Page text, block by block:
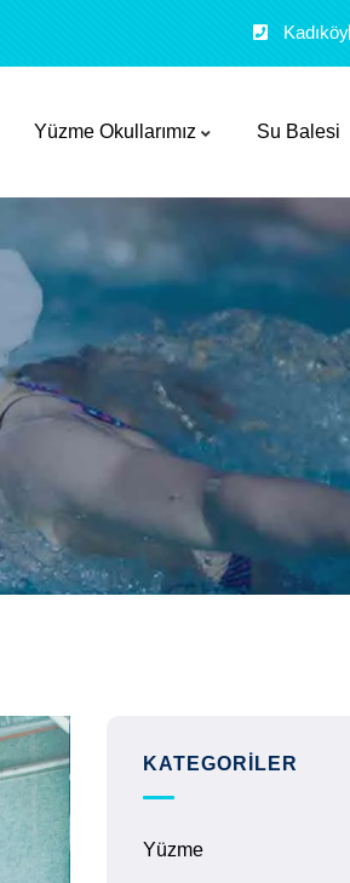
Kadıköy
Yüzme Okullarımız Su Balesi
KATEGORILER
Yüzme